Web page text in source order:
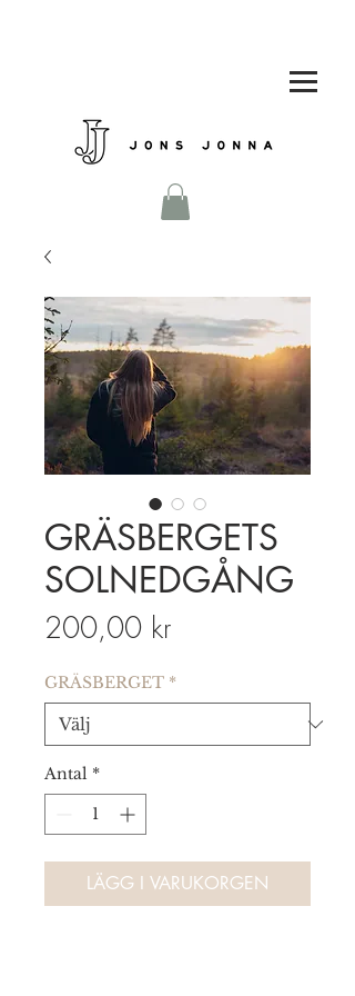
GRÄSBERGETS
SOLNEDGÅNG
200,00 krPris
GRÄSBERGET *
Antal *
LÄGG I VARUKORGEN